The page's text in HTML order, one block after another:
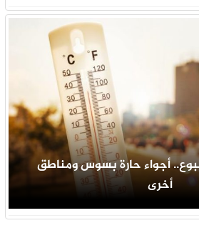
أجواء حارة بسوس ومناطق
أخرى